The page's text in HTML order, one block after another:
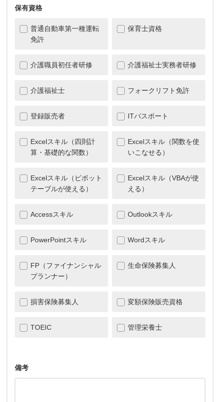
保有資格
普通自動車第一種運転
免許
保育士資格
介護職員初任者研修 介護福祉士実務者研修
介護福祉士 フォークリフト免許
登録販売者 ITパスポート
Excelスキル（四則計
算・基礎的な関数）
Excelスキル（関数を使
いこなせる）
Excelスキル（ピボット
テーブルが使える）
Excelスキル（VBAが使
える）
Accessスキル Outlookスキル
PowerPointスキル Wordスキル
FP（ファイナンシャル
プランナー）
生命保険募集人
損害保険募集人 変額保険販売資格
TOEIC 管理栄養士
備考